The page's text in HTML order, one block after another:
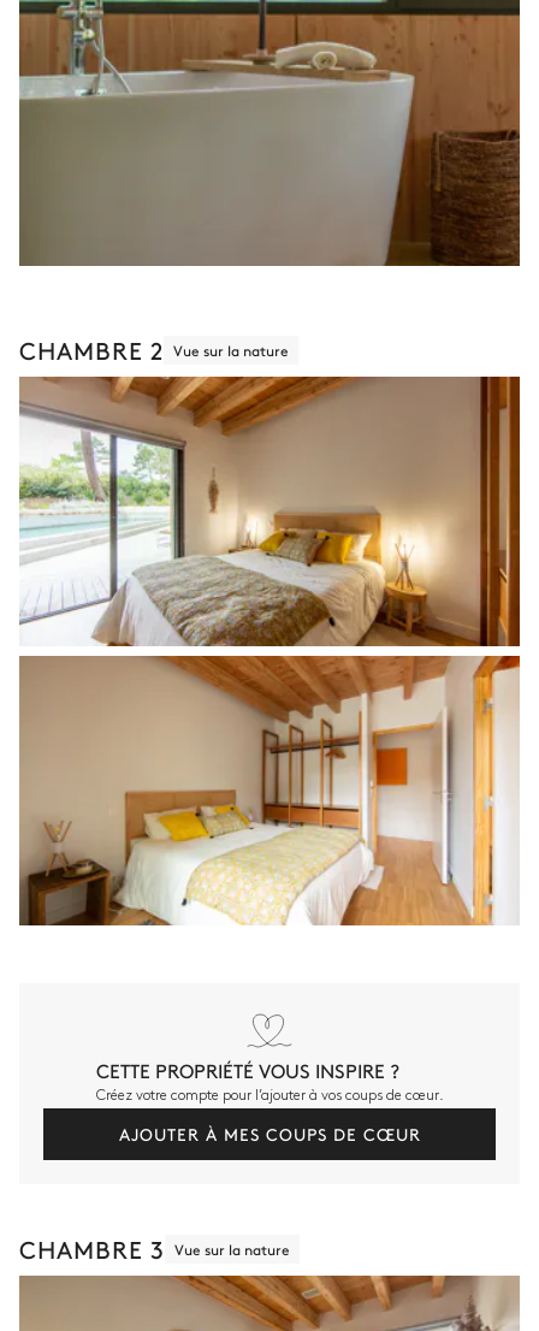
CHAMBRE 2 Vue sur la nature
CETTE PROPRIÉTÉ VOUS INSPIRE ?
Créez votre compte pour l’ajouter à vos coups de cœur.
AJOUTER À MES COUPS DE CŒUR
CHAMBRE 3 Vue sur la nature